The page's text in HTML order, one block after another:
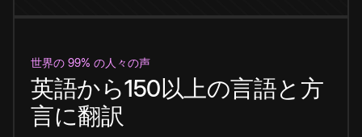
世界の 99% の人々の声
英語から150以上の言語と方
言に翻訳